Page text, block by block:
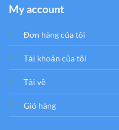
My account
Đơn hàng của tôi
Tải khoản của tôi
Tải về
Giỏ hàng